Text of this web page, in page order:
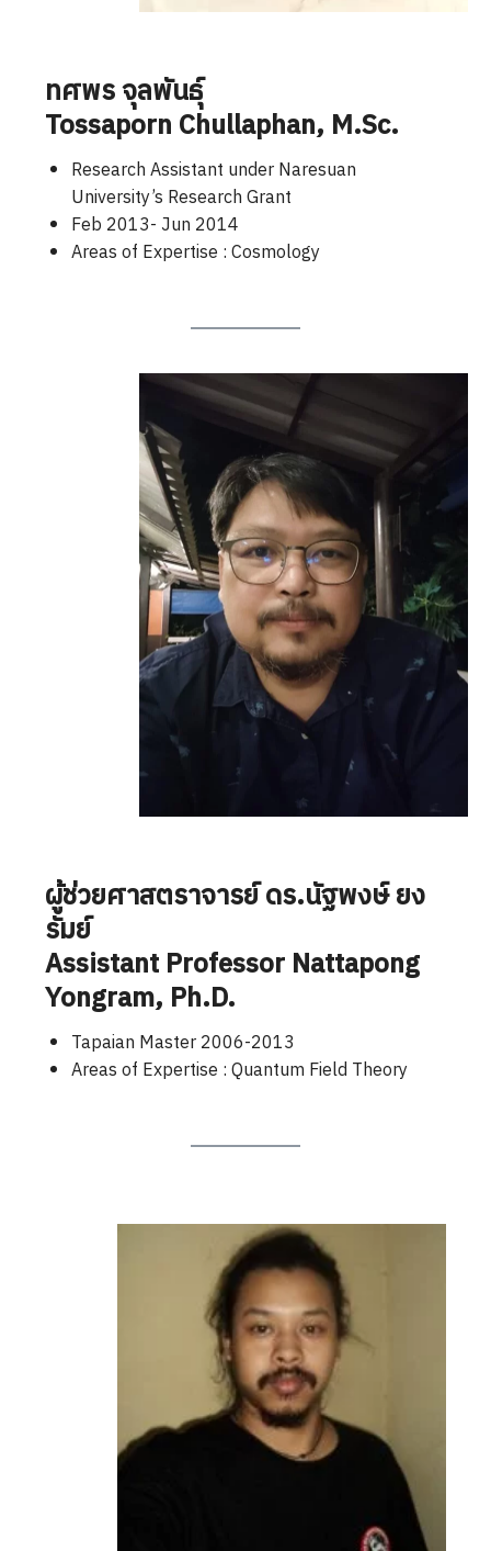
ทศพร จุลพันธ์ุ
Tossaporn Chullaphan, M.Sc.
Research Assistant under Naresuan
University’s Research Grant
Feb 2013- Jun 2014
Areas of Expertise : Cosmology
ผู้ช่วยศาสตราจารย์ ดร.นัฐพงษ์ ยง
รัมย์
Assistant Professor Nattapong
Yongram, Ph.D.
Tapaian Master 2006-2013
Areas of Expertise : Quantum Field Theory